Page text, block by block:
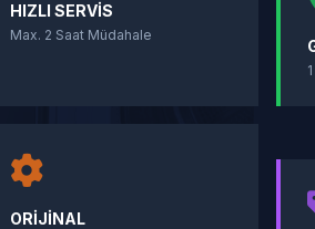
HIZLI SERVIS
Max. 2 Saat Müdahale
ORIJINAL